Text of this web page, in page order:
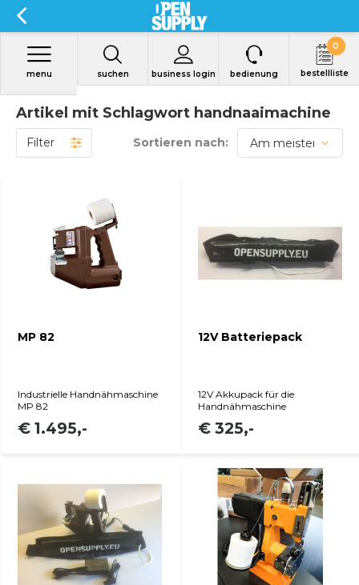
suchen business login
menu bedienung bestellliste
0
Artikel mit Schlagwort handnaaimachine
Filter Sortieren nach:
MP 82
Industrielle Handnähmaschine
MP 82
€ 1.495,-
Produkt anzeigen
12V Batteriepack
12V Akkupack für die
Handnähmaschine
€ 325,-
Produkt anzeigen Produkt anzeigen